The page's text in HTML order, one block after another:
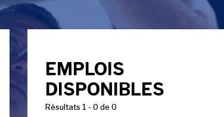
EMPLOIS
DISPONIBLES
Résultats 1 - 0 de 0